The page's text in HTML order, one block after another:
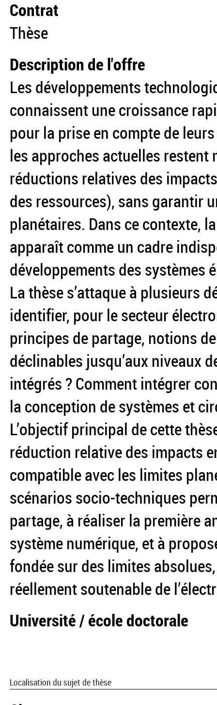
Contrat
Thèse
Description de l'offre
Les développements
connaissent une croissance
pour la prise en compte de
les approches actuelles
réductions relatives des
des ressources), sans garantir
planétaires. Dans ce contexte,
apparaît comme un cadre
développements des systèmes
La thèse s’attaque à plusieurs
identifier, pour le secteur
principes de partage, notions
déclinables jusqu’aux niveaux
intégrés ? Comment intégrer
la conception de systèmes et
L’objectif principal de cette
réduction relative des impacts
compatible avec les limites
scénarios socio-techniques
partage, à réaliser la première
système numérique, et à
fondée sur des limites
réellement soutenable de
Université / école doctorale
Localisation du sujet de thèse